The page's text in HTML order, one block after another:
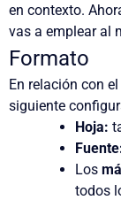
en contexto.
vas a emplear al
Formato
En relación con el
siguiente
Hoja:
Los
todos